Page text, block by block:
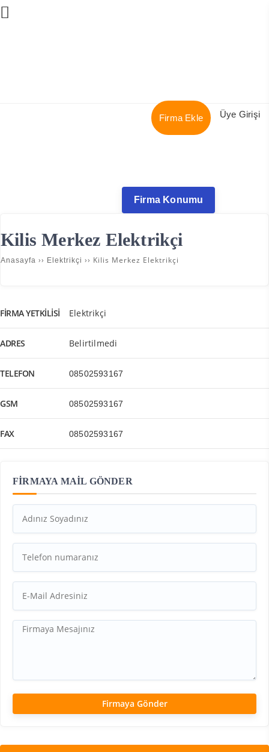
Üye Girişi
Firma Ekle
Firma Konumu
Kilis Merkez Elektrikçi
Anasayfa ›› Elektrikçi ›› Kilis Merkez Elektrikçi
FIRMA YETKILISI Elektrikçi
ADRES Belirtilmedi
TELEFON 08502593167
GSM 08502593167
FAX 08502593167
FİRMAYA MAİL GÖNDER